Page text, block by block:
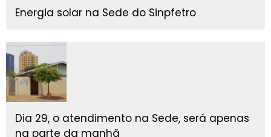
Energia solar na Sede do Sinpfetro
Dia 29, o atendimento na Sede, será apenas
na parte da manhã